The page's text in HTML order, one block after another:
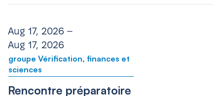
Aug 17, 2026 –
Aug 17, 2026
groupe Vérification, finances et
sciences
Rencontre préparatoire